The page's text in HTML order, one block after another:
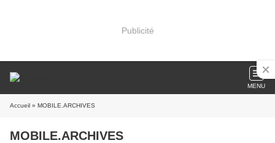
Publicité
MENU
Accueil » MOBILE.ARCHIVES
MOBILE.ARCHIVES